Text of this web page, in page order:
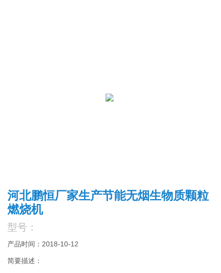
河北鹏恒厂家生产节能无烟生物质颗粒
燃烧机
型号：
产品时间：2018-10-12
简要描述：